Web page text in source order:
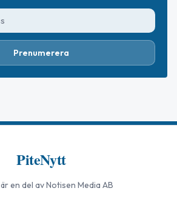
Prenumerera
PiteNytt
är en del av Notisen Media AB